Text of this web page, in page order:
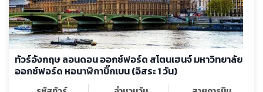
ทัวร์อังกฤษ ลอนดอน ออกซ์ฟอร์ด สโตนเฮนจ์ มหาวิทยาลัย
ออกซ์ฟอร์ด หอนาฬิกาบิ๊กเบน (อิสระ 1 วัน)